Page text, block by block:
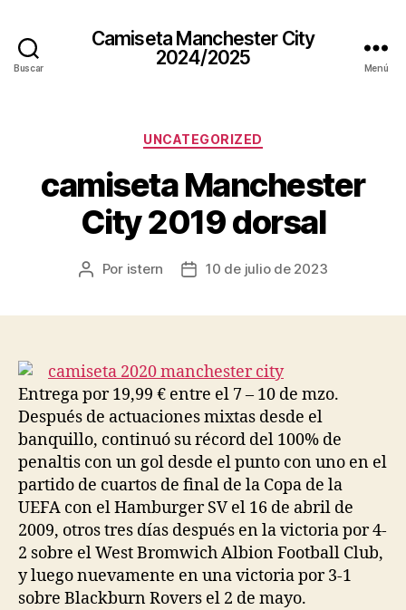
Buscar
Camiseta Manchester City
2024/2025
Menú
Categorías
UNCATEGORIZED
camiseta Manchester
City 2019 dorsal
Autor
Por istern
Fecha10 de julio de 2023
Entrega por 19,99 € entre el 7 – 10 de mzo.
Después de actuaciones mixtas desde el
banquillo, continuó su récord del 100% de
penaltis con un gol desde el punto con uno en el
partido de cuartos de final de la Copa de la
UEFA con el Hamburger SV el 16 de abril de
2009, otros tres días después en la victoria por 4-
2 sobre el West Bromwich Albion Football Club,
y luego nuevamente en una victoria por 3-1
sobre Blackburn Rovers el 2 de mayo.